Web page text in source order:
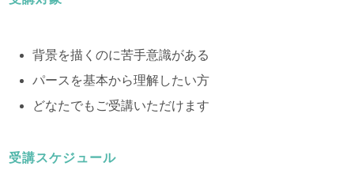
背景を描くのに苦手意識がある
パースを基本から理解したい方
どなたでもご受講いただけます
受講スケジュール